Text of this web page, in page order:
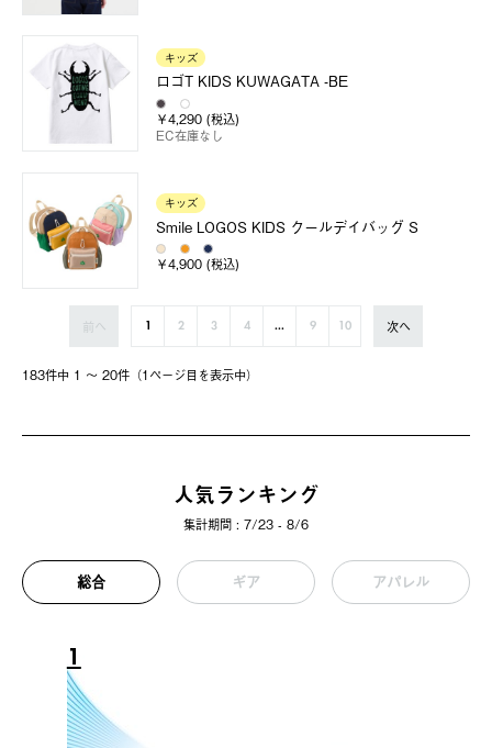
キッズ
ロゴT KIDS KUWAGATA -BE
￥4,290 (税込)
EC在庫なし
キッズ
Smile LOGOS KIDS クールデイバッグ S
￥4,900 (税込)
183件中 1 〜 20件（1ページ⽬を表⽰中）
前へ 1 2 3 4 ... 9 10 次へ
人気ランキング
集計期間 : 7/23 - 8/6
総合 ギア アパレル
1